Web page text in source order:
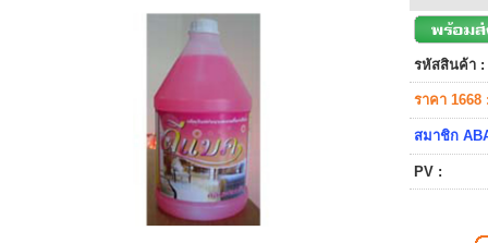
รหัสสินค้า :
ราคา 1668
สมาชิก
PV :